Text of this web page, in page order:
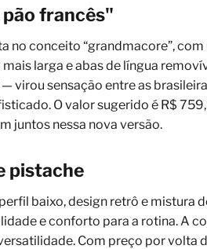
francês"
no conceito “grandmacore”,
larga e abas de língua
virou sensação entre as
O valor sugerido é R$
juntos nessa nova versão.
pistache
baixo, design retrô e mistura
e conforto para a rotina. A
Com preço por volta